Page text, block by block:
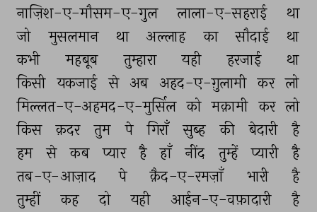
नाज़िश-ए-मौसम-ए-गुल
लाला-ए-सहराई
था
जो
मुसलमान था अल्लाह का सौदाई
था
कभी
महबूब तुम्हारा यही हरजाई
था
किसी यकजाई से अब अहद-ए-ग़ुलामी कर लो
मिल्लत-ए-अहमद-ए-मुर्सिल को मक़ामी कर लो
किस
क़दर तुम पे गिराँ सुब्ह की बेदारी
है
हम
से कब प्यार है हाँ नींद तुम्हें प्यारी
है
तब-ए-आज़ाद
पे क़ैद-ए-रमज़ाँ भारी
है
तुम्हीं
कह दो यही आईन-ए-वफ़ादारी
है